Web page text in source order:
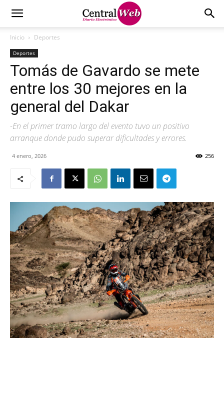
Inicio Deportes
Deportes
Tomás de Gavardo se mete
entre los 30 mejores en la
general del Dakar
-En el primer tramo largo del evento tuvo un positivo
arranque donde pudo superar dificultades y errores.
4 enero, 2026 256